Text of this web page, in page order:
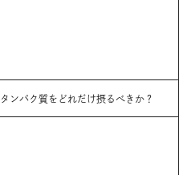
ンパク質をどれだけ摂るべきか？